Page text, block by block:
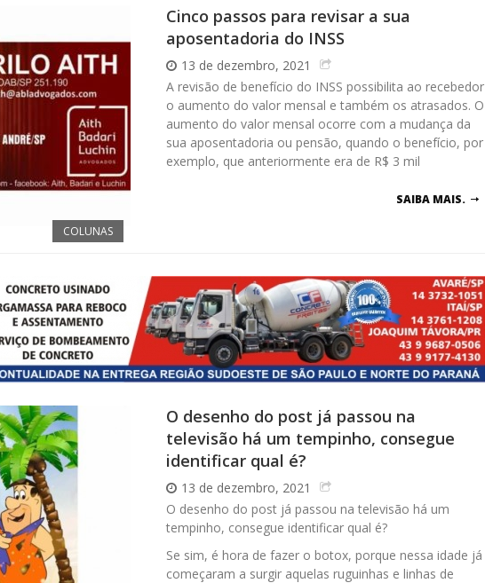
COLUNAS
Cinco passos para revisar a sua
aposentadoria do INSS
13 de dezembro, 2021
A revisão de benefício do INSS possibilita ao recebedor
o aumento do valor mensal e também os atrasados. O
aumento do valor mensal ocorre com a mudança da
sua aposentadoria ou pensão, quando o benefício, por
exemplo, que anteriormente era de R$ 3 mil
SAIBA MAIS.
O desenho do post já passou na
televisão há um tempinho, consegue
identificar qual é?
13 de dezembro, 2021
O desenho do post já passou na televisão há um
tempinho, consegue identificar qual é?
Se sim, é hora de fazer o botox, porque nessa idade já
começaram a surgir aquelas ruguinhas e linhas de